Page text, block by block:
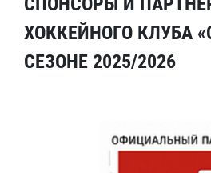
ХОККЕЙНОГО КЛУБА
СЕЗОНЕ 2025/2026